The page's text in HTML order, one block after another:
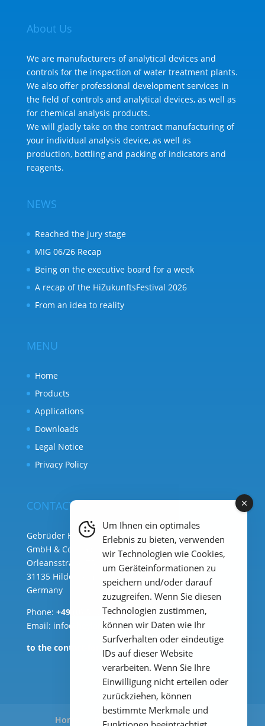
About Us
We are manufacturers of analytical devices and
controls for the inspection of water treatment plants.
We also offer professional development services in
the field of controls and analytical devices, as well as
for chemical analysis products.
We will gladly take on the contract manufacturing of
your individual analysis device, as well as
production, bottling and packing of indicators and
reagents.
NEWS
Reached the jury stage
MIG 06/26 Recap
Being on the executive board for a week
A recap of the HiZukunftsFestival 2026
From an idea to reality
MENU
Home
Products
Applications
Downloads
Legal Notice
Privacy Policy
CONTACT
Gebrüder Heyl Analysentechnik
GmbH & Co. KG ( HQ )
Orleansstraße 75b
31135 Hildesheim
Germany
Phone: +49 (0) 51 21 289 33 – 0
Email: info@heylanalysis.de
to the contact-form
Home Products Applications
Um Ihnen ein optimales
Erlebnis zu bieten, verwenden
wir Technologien wie Cookies,
um Geräteinformationen zu
speichern und/oder darauf
zuzugreifen. Wenn Sie diesen
Technologien zustimmen,
können wir Daten wie Ihr
Surfverhalten oder eindeutige
IDs auf dieser Website
verarbeiten. Wenn Sie Ihre
Einwilligung nicht erteilen oder
zurückziehen, können
bestimmte Merkmale und